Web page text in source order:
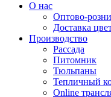
О нас
Оптово-
Доставка
Производство
Рассада
Питомник
Тюльпаны
Тепличный
Online